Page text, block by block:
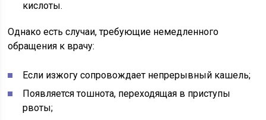
кислоты.
Однако есть случаи, требующие немедленного
обращения к врачу:
Если изжогу сопровождает непрерывный кашель;
Появляется тошнота, переходящая в приступы
рвоты;